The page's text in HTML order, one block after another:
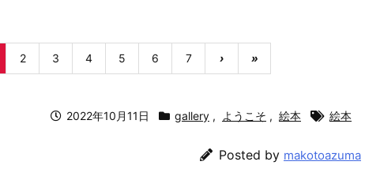
2 3 4 5 6 7 › »
2022年10月11日 gallery , ようこそ , 絵本 絵本
Posted by makotoazuma